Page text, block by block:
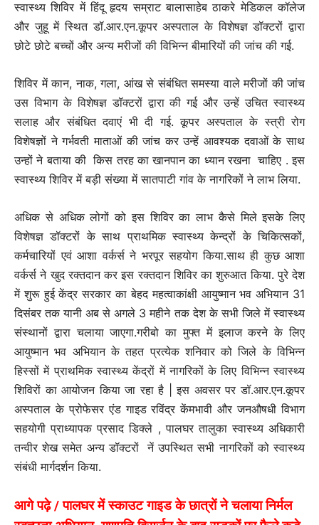
स्वास्थ्य शिविर में हिंदू हृदय सम्राट बालासाहेब ठाकरे मेडिकल कॉलेज
और जुहू में स्थित डॉ.आर.एन.कूपर अस्पताल के विशेषज्ञ डॉक्टरों द्वारा
छोटे छोटे बच्चों और अन्य मरीजों की विभिन्न बीमारियों की जांच की गई.
शिविर में कान, नाक, गला, आंख से संबंधित समस्या वाले मरीजों की जांच
उस विभाग के विशेषज्ञ डॉक्टरों द्वारा की गई और उन्हें उचित स्वास्थ्य
सलाह और संबंधित दवाएं भी दी गई. कूपर अस्पताल के स्त्री रोग
विशेषज्ञों ने गर्भवती माताओं की जांच कर उन्हें आवश्यक दवाओं के साथ
उन्हों ने बताया की किस तरह का खानपान का ध्यान रखना चाहिए . इस
स्वास्थ्य शिविर में बड़ी संख्या में सातपाटी गांव के नागरिकों ने लाभ लिया.
अधिक से अधिक लोगों को इस शिविर का लाभ कैसे मिले इसके लिए
विशेषज्ञ डॉक्टरों के साथ प्राथमिक स्वास्थ्य केन्द्रों के चिकित्सकों,
कर्मचारियों एवं आशा वर्कर्स ने भरपूर सहयोग किया.साथ ही कुछ आशा
वर्कर्स ने खुद रक्तदान कर इस रक्तदान शिविर का शुरुआत किया. पुरे देश
में शुरू हुई केंद्र सरकार का बेहद महत्वाकांक्षी आयुष्मान भव अभियान 31
दिसंबर तक यानी अब से अगले 3 महीने तक देश के सभी जिले में स्वास्थ्य
संस्थानों द्वारा चलाया जाएगा.गरीबो का मुफ्त में इलाज करने के लिए
आयुष्मान भव अभियान के तहत प्रत्येक शनिवार को जिले के विभिन्न
हिस्सों में प्राथमिक स्वास्थ्य केंद्रों में नागरिकों के लिए विभिन्न स्वास्थ्य
शिविरों का आयोजन किया जा रहा है | इस अवसर पर डॉ.आर.एन.कूपर
अस्पताल के प्रोफेसर एंड गाइड रविंद्र केंमभावी और जनऔषधी विभाग
सहयोगी प्राध्यापक प्रसाद डिक्ले , पालघर तालुका स्वास्थ्य अधिकारी
तन्वीर शेख समेत अन्य डॉक्टरों नें उपस्थित सभी नागरिकों को स्वास्थ्य
संबंधी मार्गदर्शन किया.
आगे पढ़े / पालघर में स्काउट गाइड के छात्रों ने चलाया निर्मल